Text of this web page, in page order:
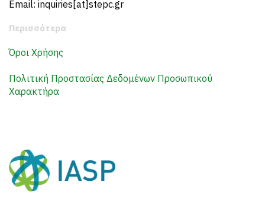
Email: inquiries[at]stepc.gr
Περισσότερα
Όροι Χρήσης
Πολιτική Προστασίας Δεδομένων Προσωπικού
Χαρακτήρα